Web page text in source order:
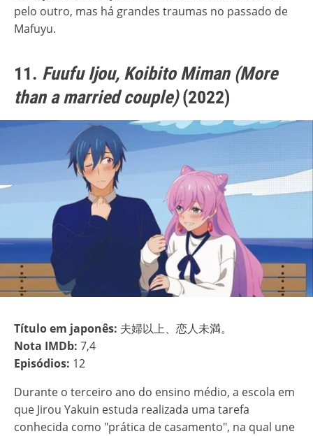
pelo outro, mas há grandes traumas no passado de
Mafuyu.
11. Fuufu Ijou, Koibito Miman (More
than a married couple)(2022)
Título em japonês: 夫婦以上、恋人未満。
Nota IMDb: 7,4
Episódios: 12
Durante o terceiro ano do ensino médio, a escola em
que Jirou Yakuin estuda realizada uma tarefa
conhecida como "prática de casamento", na qual une